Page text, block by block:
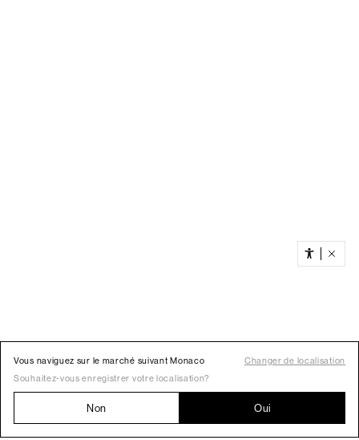
Vous naviguez sur le marché suivant Monaco
Changer de localisation
Souhaitez-vous enregistrer votre localisation?
Non Oui